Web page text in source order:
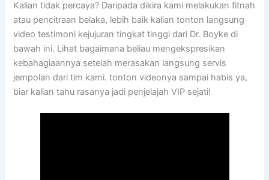
Kalian tidak percaya? Daripada dikira kami melakukan fitnah
atau pencitraan belaka, lebih baik kalian tonton langsung
video testimoni kejujuran tingkat tinggi dari Dr. Boyke di
bawah ini. Lihat bagaimana beliau mengekspresikan
kebahagiaannya setelah merasakan langsung servis
jempolan dari tim kami. tonton videonya sampai habis ya,
biar kalian tahu rasanya jadi penjelajah VIP sejati!